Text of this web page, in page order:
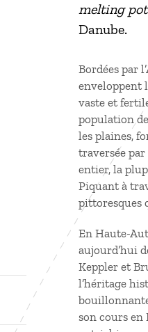
melting pot
Danube.
Bordées par
enveloppent
vaste et
population
les plaines,
traversée
entier, la
Piquant à
pittoresques
En Haute-
aujourd’hui
Keppler et
l’héritage
son cours en